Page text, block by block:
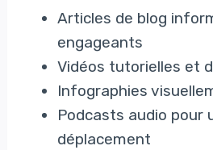
Articles de blog
engageants
Vidéos tutorielles et
Infographies
Podcasts audio pour
déplacement